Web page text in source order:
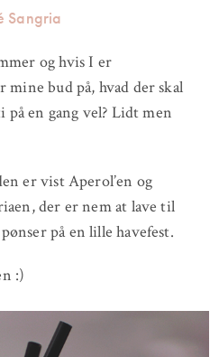
Sangria
og hvis I er
mine bud på, hvad der skal
på en gang vel? Lidt men
er vist Aperol’en og
der er nem at lave til
på en lille havefest.
:)